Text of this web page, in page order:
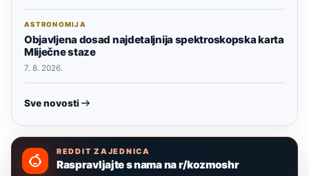
ASTRONOMIJA
Objavljena dosad najdetaljnija spektroskopska karta
Mliječne staze
7. 8. 2026.
Sve novosti
REDDIT ZAJEDNICA
Raspravljajte s nama na r/kozmoshr